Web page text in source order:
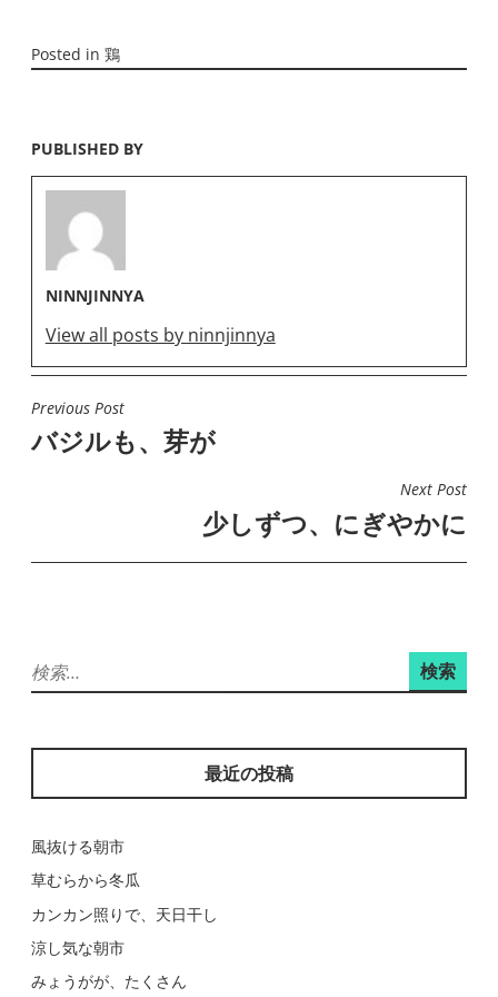
Posted in 鶏
PUBLISHED BY
NINNJINNYA
View all posts by ninnjinnya
投
稿
ン
Previous Post
バジルも、芽が
Next Post
少しずつ、にぎやかに
検
索:
最近の投稿
風抜ける朝市
草むらから冬瓜
カンカン照りで、天日干し
涼し気な朝市
みょうがが、たくさん